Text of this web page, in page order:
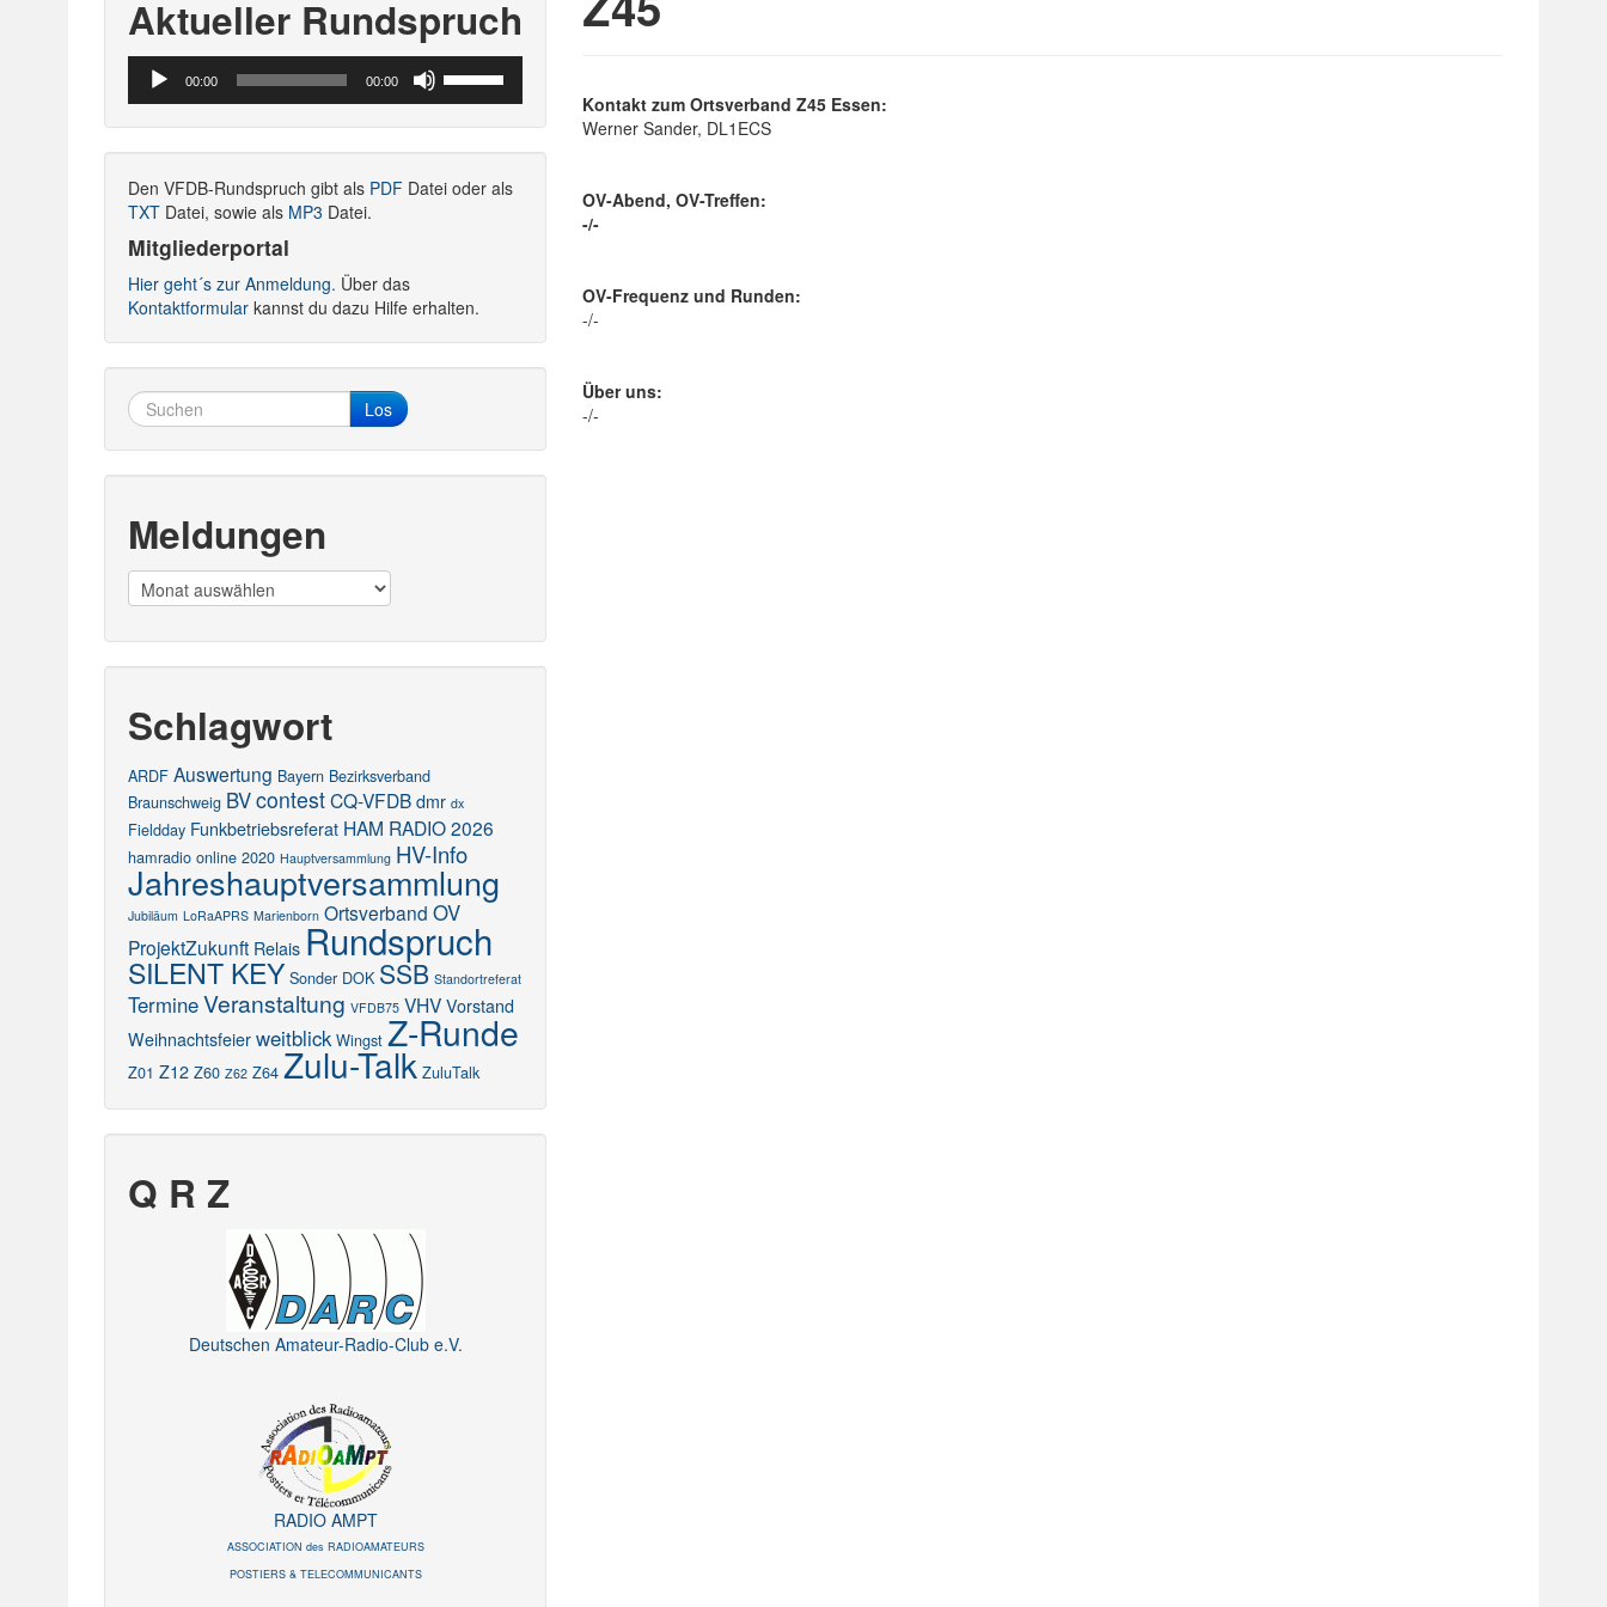
Kontakt zum Ortsverband Z45 Essen:
Werner Sander, DL1ECS
OV-Abend, OV-Treffen:
-/-
OV-Frequenz und Runden:
-/-
Über uns:
-/-
Aktueller Rundspruch
Audio-
Player
00:00 00:00
Hoch/Runter
Lautstärke
Den VFDB-Rundspruch gibt als PDF Datei oder als
TXT Datei, sowie als MP3 Datei.
Mitgliederportal
Hier geht´s zur Anmeldung. Über das
Kontaktformular kannst du dazu Hilfe erhalten.
Los
Meldungen
Meldungen
Schlagwort
ARDF Auswertung Bayern Bezirksverband
Braunschweig BVcontestCQ-VFDB dmr dx
Fieldday Funkbetriebsreferat HAM RADIO 2026
hamradio online 2020 Hauptversammlung HV-Info
Jahreshauptversammlung
Jubiläum LoRaAPRS Marienborn Ortsverband OV
ProjektZukunft Relais Rundspruch
SILENT KEY Sonder DOK SSB Standortreferat
TermineVeranstaltung VFDB75 VHV Vorstand
Weihnachtsfeier weitblick Wingst Z-Runde
Z01 Z12 Z60 Z62 Z64 Zulu-Talk ZuluTalk
Q R Z
Deutschen Amateur-Radio-Club e.V.
RADIO AMPT
ASSOCIATION des RADIOAMATEURS
POSTIERS & TELECOMMUNICANTS